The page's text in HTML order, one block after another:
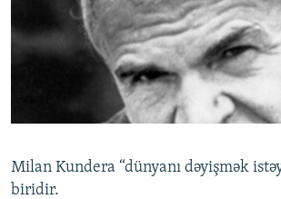
FOTOQALEREYA
RADIO ARXIV
OXU ZALI
AZƏRBAYCAN ƏDƏBIYYATI KITABXANASI
İSLAM VƏ DEMOKRATIYA
HAQQIMIZDA
PEŞƏ ETIKASI VƏ JURNALISTIKA STANDARTLARIMIZ
AZADLIQRADIOSU MOBIL TELEFONUNUZDA
RFE/RL-in bütün saytları
Milan Kundera “dünyanı dəyişmək
biridir.